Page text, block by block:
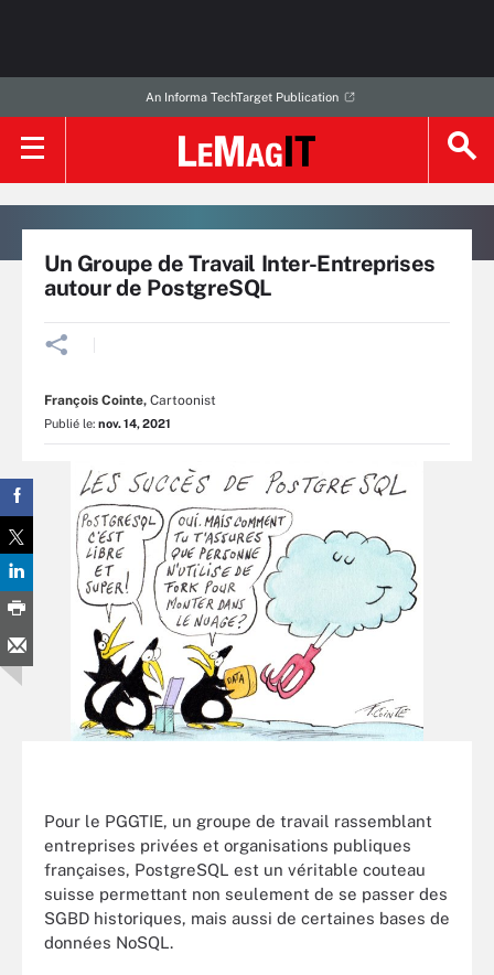
An Informa TechTarget Publication
Un Groupe de Travail Inter-Entreprises
autour de PostgreSQL
François Cointe, Cartoonist
Publié le: nov. 14, 2021
Pour le PGGTIE, un groupe de travail rassemblant
entreprises privées et organisations publiques
françaises, PostgreSQL est un véritable couteau
suisse permettant non seulement de se passer des
SGBD historiques, mais aussi de certaines bases de
données NoSQL.